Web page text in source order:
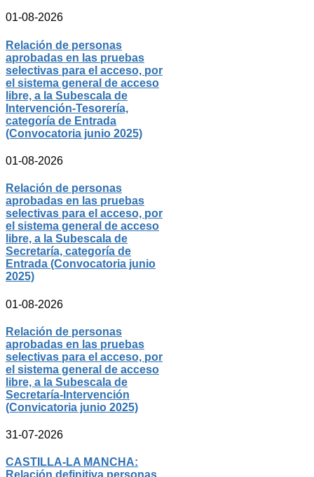
01-08-2026
Relación de personas
aprobadas en las pruebas
selectivas para el acceso, por
el sistema general de acceso
libre, a la Subescala de
Intervención-Tesorería,
categoría de Entrada
(Convocatoria junio 2025)
01-08-2026
Relación de personas
aprobadas en las pruebas
selectivas para el acceso, por
el sistema general de acceso
libre, a la Subescala de
Secretaría, categoría de
Entrada (Convocatoria junio
2025)
01-08-2026
Relación de personas
aprobadas en las pruebas
selectivas para el acceso, por
el sistema general de acceso
libre, a la Subescala de
Secretaría-Intervención
(Convicatoria junio 2025)
31-07-2026
CASTILLA-LA MANCHA: